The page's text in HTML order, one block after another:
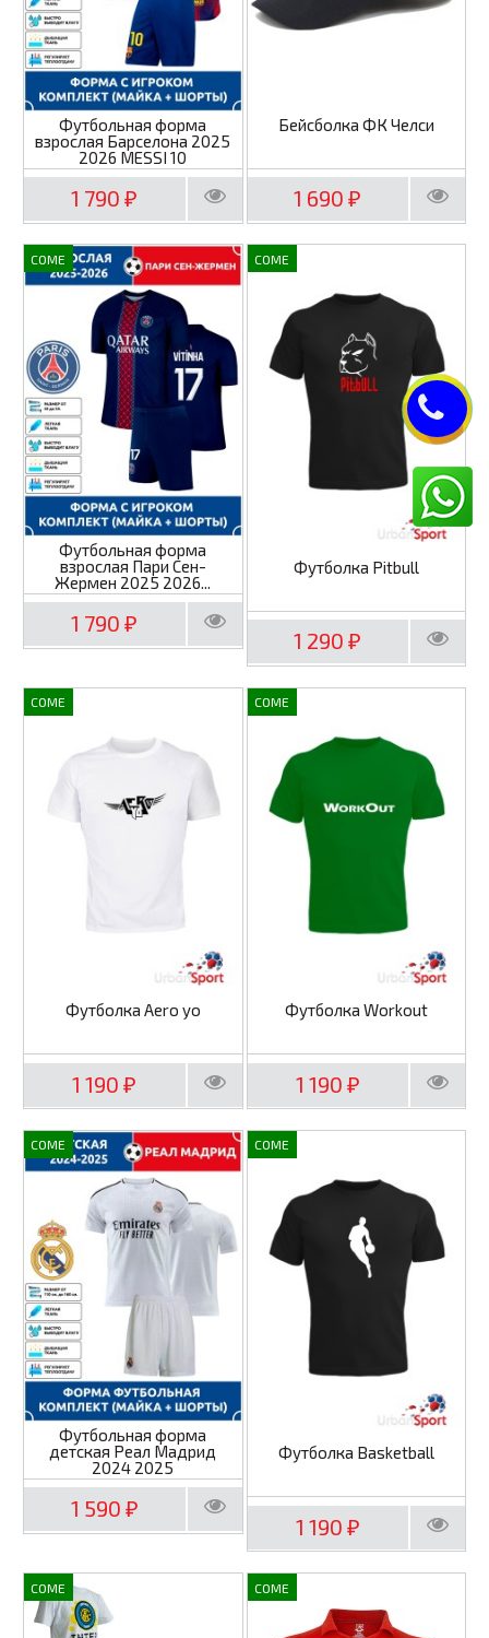
Футбольная форма
взрослая Барселона 2025
2026 MESSI 10
1 790₽
Бейсболка ФК Челси
1 690₽
COME
Футбольная форма
взрослая Пари Сен-
Жермен 2025 2026...
1 790₽
COME
Футболка Pitbull
1 290₽
COME
Футболка Aero yo
1 190₽
COME
Футболка Workout
1 190 ₽
COME
Футбольная форма
детская Реал Мадрид
2024 2025
1 590 ₽
COME
Футболка Basketball
1 190 ₽
COME COME